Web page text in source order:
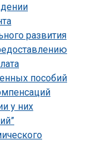
развития
пособий
у них